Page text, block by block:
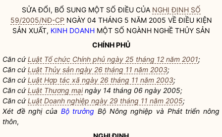
SỬA ĐỔI, BỔ SUNG MỘT SỐ ĐIỀU CỦA NGHỊ ĐỊNH SỐ
59/2005/NĐ-CP NGÀY 04 THÁNG 5 NĂM 2005 VỀ ĐIỀU KIỆN
SẢN XUẤT, KINH DOANHMỘT SỐ NGÀNH NGHỀ THỦY SẢN
CHÍNH PHỦ
Căn cứLuật Tổ chức Chính phủ ngày 25 tháng 12 năm 2001;
Căn cứLuật Thủy sản ngày 26 tháng 11 năm 2003;
Căn cứLuật Hợp tác xã ngày 26 tháng 11 năm 2003;
Căn cứLuật Thương mạingày 14 tháng 06 ngày 2005;
Căn cứLuật Doanh nghiệp ngày 29 tháng 11 năm 2005;
Xét đề nghị của Bộ trưởng Bộ Nông nghiệp và Phát triển nông
thôn,